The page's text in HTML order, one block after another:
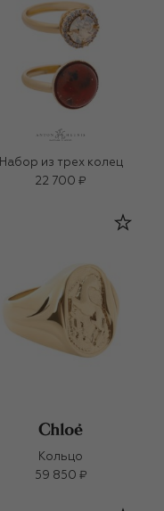
Набор из трех колец
22 700 ₽
Кольцо
59 850 ₽